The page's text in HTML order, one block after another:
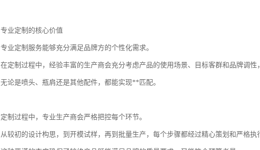
专业定制的核心价值
专业定制服务能够充分满足品牌方的个性化需求。
在定制过程中，经验丰富的生产商会充分考虑产品的使用场景、目标客群和品牌调
无论是喷头、瓶肩还是其他配件，都能实现**匹配。
定制过程中，专业生产商会严格把控每个环节。
从较初的设计构思，到开模试样，再到批量生产，每个步骤都经过精心策划和严格执